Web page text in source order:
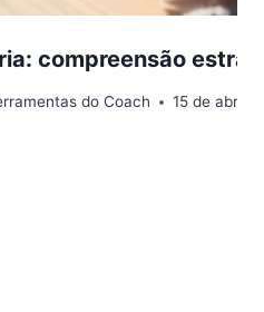
compreensão
do Coach 15 de abril